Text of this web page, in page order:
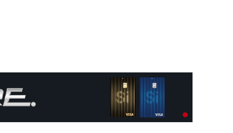
ЕРӨНХИЙЛӨН ЗАХИРАГЧИЙН 2026
ОНЫ ХУДАЛДАН АВАХ АЖИЛЛАГААНЫ
ТӨЛӨВЛӨГӨӨ БАТЛАГДЛАА
12-р сар. 16, 2025, 9:47 a.m.
ЛАНЖГАР ҮЙЛДВЭР МААНЬ